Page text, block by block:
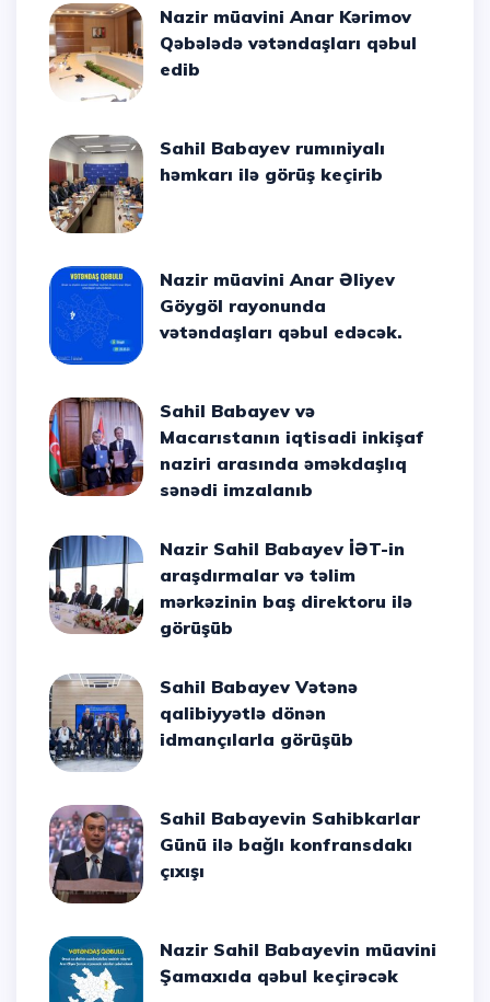
Nazir müavini Anar Kərimov
Qəbələdə vətəndaşları qəbul
edib
Sahil Babayev rumıniyalı
həmkarı ilə görüş keçirib
Nazir müavini Anar Əliyev
Göygöl rayonunda
vətəndaşları qəbul edəcək.
Sahil Babayev və
Macarıstanın iqtisadi inkişaf
naziri arasında əməkdaşlıq
sənədi imzalanıb
Nazir Sahil Babayev İƏT-in
araşdırmalar və təlim
mərkəzinin baş direktoru ilə
görüşüb
Sahil Babayev Vətənə
qalibiyyətlə dönən
idmançılarla görüşüb
Sahil Babayevin Sahibkarlar
Günü ilə bağlı konfransdakı
çıxışı
Nazir Sahil Babayevin müavini
Şamaxıda qəbul keçirəcək